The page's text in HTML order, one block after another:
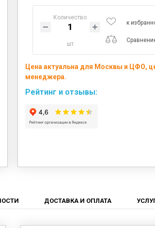
Количество
шт
к
Цена актуальна для Москвы и ЦФО,
менеджера.
Рейтинг и отзывы:
ДОСТАВКА И ОПЛАТА